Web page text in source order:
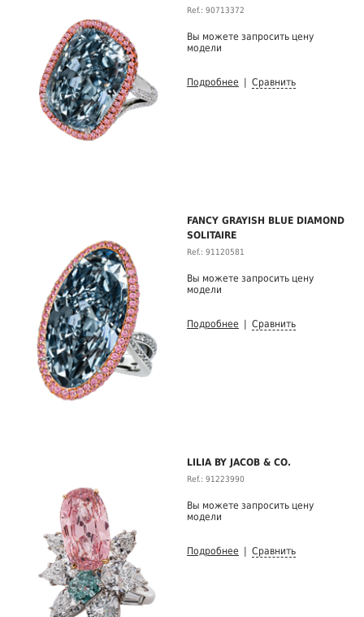
Ref.: 90713372
Вы можете запросить цену
модели
Подробнее Сравнить
FANCY GRAYISH BLUE DIAMOND
SOLITAIRE
Ref.: 91120581
Вы можете запросить цену
модели
Подробнее Сравнить
LILIA BY JACOB & CO.
Ref.: 91223990
Вы можете запросить цену
модели
Подробнее Сравнить